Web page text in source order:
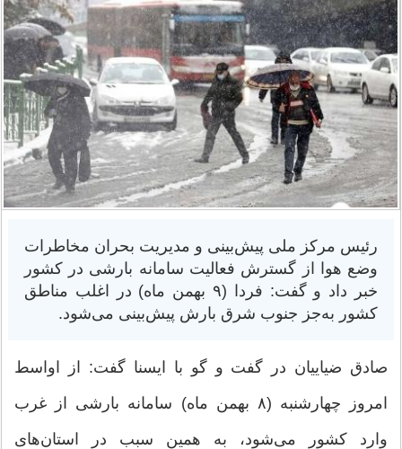
رئیس مرکز ملی پیش‌بینی و مدیریت بحران مخاطرات
وضع هوا از گسترش فعالیت سامانه بارشی در کشور
خبر داد و گفت: فردا (۹ بهمن ماه) در اغلب مناطق
کشور به‌جز جنوب شرق بارش پیش‌بینی می‌شود.
صادق ضیاییان در گفت و گو با ایسنا گفت: از اواسط
امروز چهارشنبه (۸ بهمن ماه) سامانه بارشی از غرب
وارد کشور می‌شود، به همین سبب در استان‌های